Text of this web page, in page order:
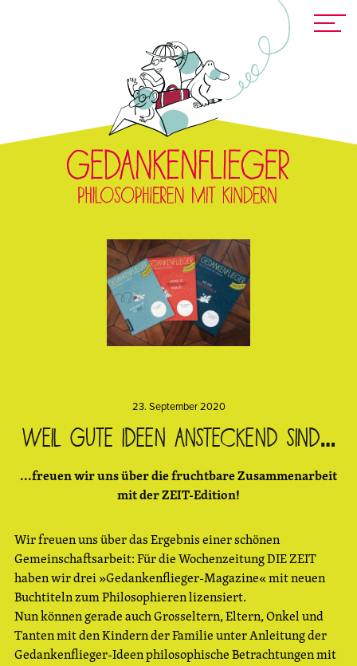
23. September 2020
Weil gute Ideen ansteckend sind…
...freuen wir uns über die fruchtbare Zusammenarbeit
mit der ZEIT-Edition!
Wir freuen uns über das Ergebnis einer schönen
Gemeinschaftsarbeit: Für die Wochenzeitung DIE ZEIT
haben wir drei »Gedankenflieger-Magazine« mit neuen
Buchtiteln zum Philosophieren lizensiert.
Nun können gerade auch Grosseltern, Eltern, Onkel und
Tanten mit den Kindern der Familie unter Anleitung der
Gedankenflieger-Ideen philosophische Betrachtungen mit